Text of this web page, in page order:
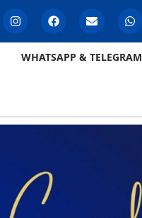
WHATSAPP & TELEGRAM